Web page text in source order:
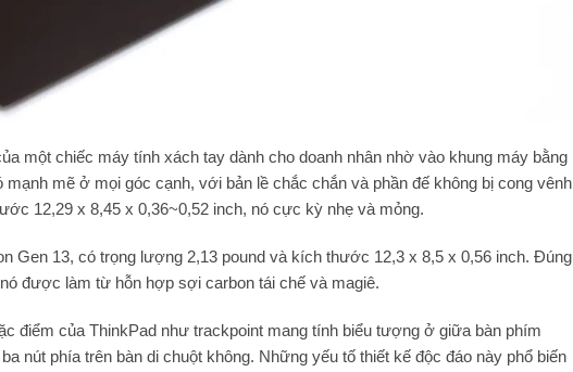
một chiếc máy tính xách tay dành cho doanh nhân nhờ vào khung máy bằng
mẽ ở mọi góc cạnh, với bản lề chắc chắn và phần đế không bị cong vênh
12,29 x 8,45 x 0,36~0,52 inch, nó cực kỳ nhẹ và mỏng.
Gen 13, có trọng lượng 2,13 pound và kích thước 12,3 x 8,5 x 0,56 inch. Đúng
được làm từ hỗn hợp sợi carbon tái chế và magiê.
điểm của ThinkPad như trackpoint mang tính biểu tượng ở giữa bàn phím
nút phía trên bàn di chuột không. Những yếu tố thiết kế độc đáo này phổ biến